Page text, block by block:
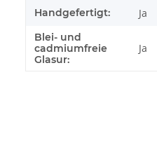
Handgefertigt: Ja
Blei- und
cadmiumfreie
Glasur:
Ja